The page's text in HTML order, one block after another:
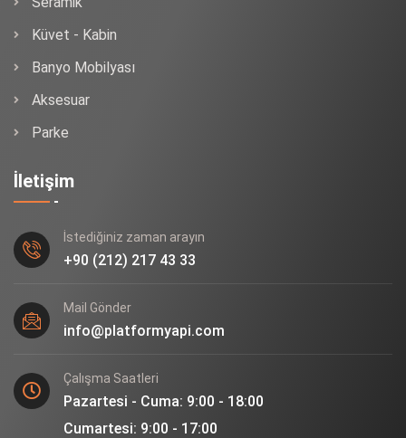
Küvet - Kabin
Banyo Mobilyası
Aksesuar
Parke
İletişim
İstediğiniz zaman arayın
+90 (212) 217 43 33
Mail Gönder
info@platformyapi.com
Çalışma Saatleri
Pazartesi - Cuma: 9:00 - 18:00
Cumartesi: 9:00 - 17:00